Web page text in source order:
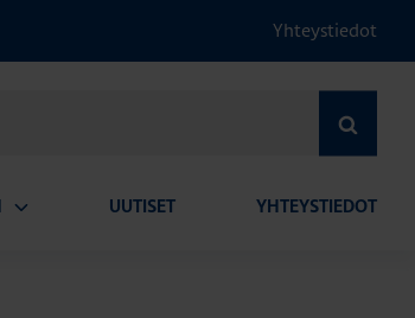
Yhteystiedot
UUTISET YHTEYSTIEDOT